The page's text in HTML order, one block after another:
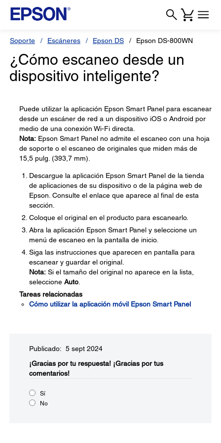
Soporte Escáneres Epson DS Epson DS-800WN
¿Cómo escaneo desde un
dispositivo inteligente?
Puede utilizar la aplicación Epson Smart Panel para escanear
desde un escáner de red a un dispositivo iOS o Android por
medio de una conexión Wi-Fi directa.
Nota: Epson Smart Panel no admite el escaneo con una hoja
de soporte o el escaneo de originales que miden más de
15,5 pulg. (393,7 mm).
Descargue la aplicación Epson Smart Panel de la tienda
de aplicaciones de su dispositivo o de la página web de
Epson. Consulte el enlace que aparece al final de esta
sección.
Coloque el original en el producto para escanearlo.
Abra la aplicación Epson Smart Panel y seleccione un
menú de escaneo en la pantalla de inicio.
Siga las instrucciones que aparecen en pantalla para
escanear y guardar el original.
Nota: Si el tamaño del original no aparece en la lista,
seleccione Auto
Tareas relacionadas
Cómo utilizar la aplicación móvil Epson Smart Panel
Publicado: 5 sept 2024
¡Gracias por tu respuesta! ¡Gracias por tus
comentarios!
Sí
No